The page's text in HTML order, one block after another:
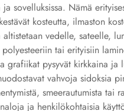
sovelluksissa. Nämä
kosteutta, ilmaston
vedelle, sateelle,
tai erityisiin
grafiikat pysyvät kirkkaina ja
vahvoja sidoksia
smeerautumista tai
ja henkilökohtaisia